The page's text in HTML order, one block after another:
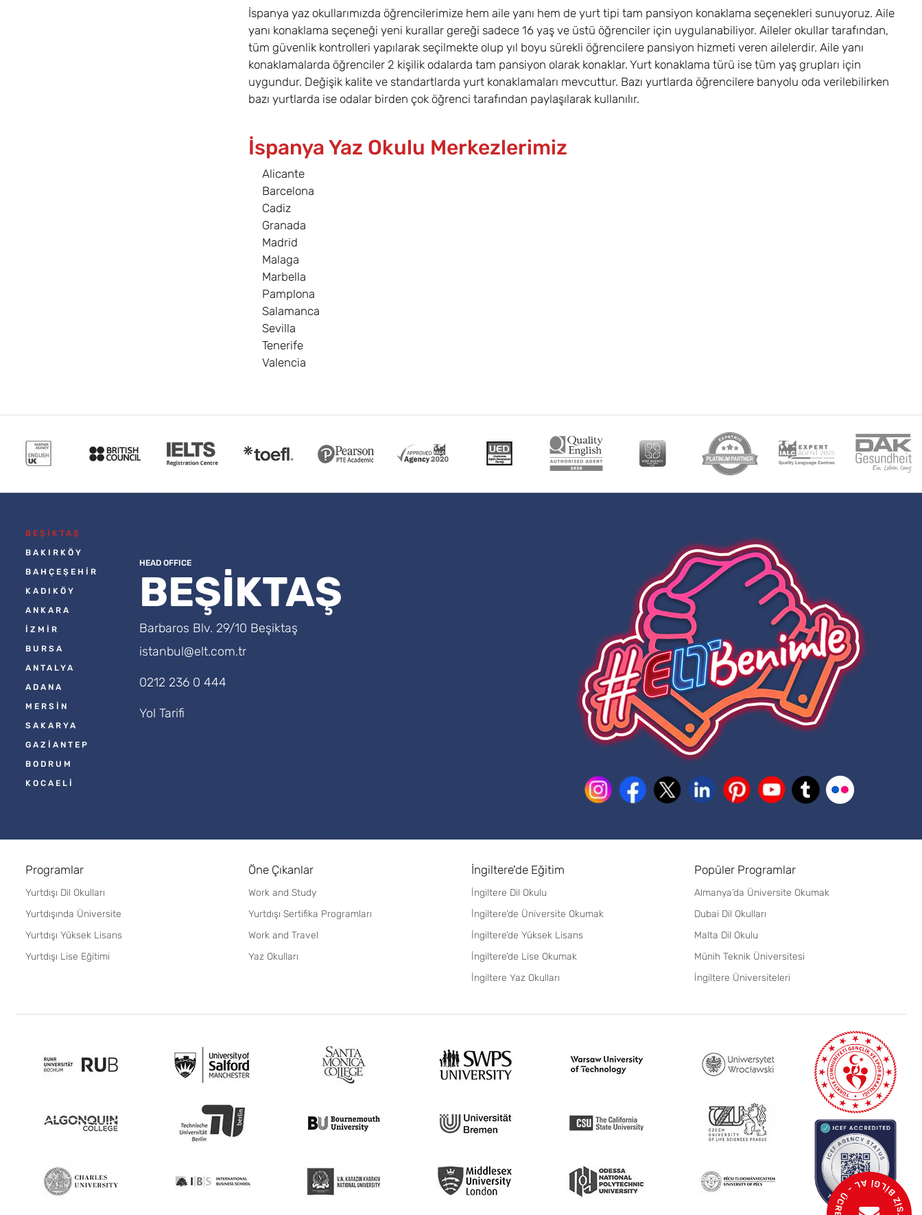
İspanya yaz okullarımızda öğrencilerimize hem aile yanı hem de yurt tipi tam pansiyon konaklama seçenekleri sunuyoruz. Aile
yanı konaklama seçeneği yeni kurallar gereği sadece 16 yaş ve üstü öğrenciler için uygulanabiliyor. Aileler okullar tarafından,
tüm güvenlik kontrolleri yapılarak seçilmekte olup yıl boyu sürekli öğrencilere pansiyon hizmeti veren ailelerdir. Aile yanı
konaklamalarda öğrenciler 2 kişilik odalarda tam pansiyon olarak konaklar. Yurt konaklama türü ise tüm yaş grupları için
uygundur. Değişik kalite ve standartlarda yurt konaklamaları mevcuttur. Bazı yurtlarda öğrencilere banyolu oda verilebilirken
bazı yurtlarda ise odalar birden çok öğrenci tarafından paylaşılarak kullanılır.
İspanya Yaz Okulu Merkezlerimiz
Alicante
Barcelona
Cadiz
Granada
Madrid
Malaga
Marbella
Pamplona
Salamanca
Sevilla
Tenerife
Valencia
BEŞİKTAŞ
BAKIRKÖY
BAHÇEŞEHİR
KADIKÖY
ANKARA
İZMİR
BURSA
ANTALYA
ADANA
MERSİN
SAKARYA
GAZİANTEP
BODRUM
KOCAELİ
HEAD OFFICE
BEŞİKTAŞ
Barbaros Blv. 29/10 Beşiktaş
istanbul@elt.com.tr
0212 236 0 444
Yol Tarifi
Programlar
Yurtdışı Dil Okulları
Yurtdışında Üniversite
Yurtdışı Yüksek Lisans
Yurtdışı Lise Eğitimi
Öne Çıkanlar
Work and Study
Yurtdışı Sertifika Programları
Work and Travel
Yaz Okulları
İngiltere'de Eğitim
İngiltere Dil Okulu
İngiltere’de Üniversite Okumak
İngiltere’de Yüksek Lisans
İngiltere’de Lise Okumak
İngiltere Yaz Okulları
Popüler Programlar
Almanya’da Üniversite Okumak
Dubai Dil Okulları
Malta Dil Okulu
Münih Teknik Üniversitesi
İngiltere Üniversiteleri